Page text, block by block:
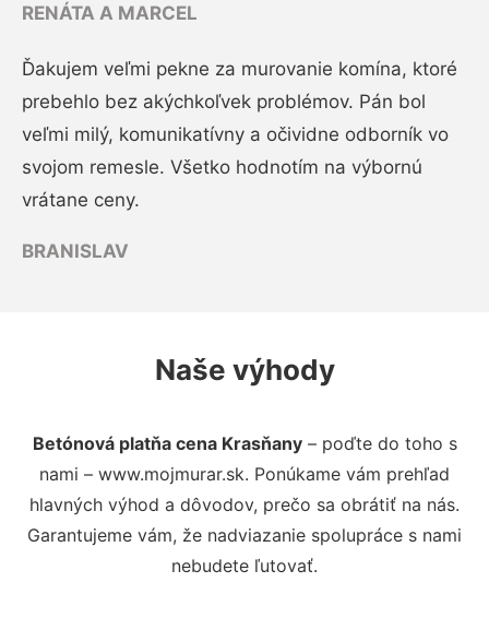
RENÁTA A MARCEL
Ďakujem veľmi pekne za murovanie komína, ktoré
prebehlo bez akýchkoľvek problémov. Pán bol
veľmi milý, komunikatívny a očividne odborník vo
svojom remesle. Všetko hodnotím na výbornú
vrátane ceny.
BRANISLAV
Naše výhody
Betónová platňa cena Krasňany– poďte do toho s
nami – www.mojmurar.sk. Ponúkame vám prehľad
hlavných výhod a dôvodov, prečo sa obrátiť na nás.
Garantujeme vám, že nadviazanie spolupráce s nami
nebudete ľutovať.